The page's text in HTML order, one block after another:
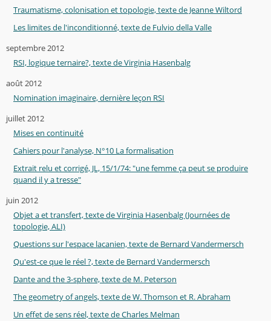
Traumatisme, colonisation et topologie, texte de Jeanne Wiltord
Les limites de l'inconditionné, texte de Fulvio della Valle
septembre 2012
RSI, logique ternaire?, texte de Virginia Hasenbalg
août 2012
Nomination imaginaire, dernière leçon RSI
juillet 2012
Mises en continuité
Cahiers pour l'analyse, N°10 La formalisation
Extrait relu et corrigé, JL, 15/1/74: "une femme ça peut se produire
quand il y a tresse"
juin 2012
Objet a et transfert, texte de Virginia Hasenbalg (Journées de
topologie, ALI)
Questions sur l'espace lacanien, texte de Bernard Vandermersch
Qu'est-ce que le réel ?, texte de Bernard Vandermersch
Dante and the 3-sphere, texte de M. Peterson
The geometry of angels, texte de W. Thomson et R. Abraham
Un effet de sens réel, texte de Charles Melman